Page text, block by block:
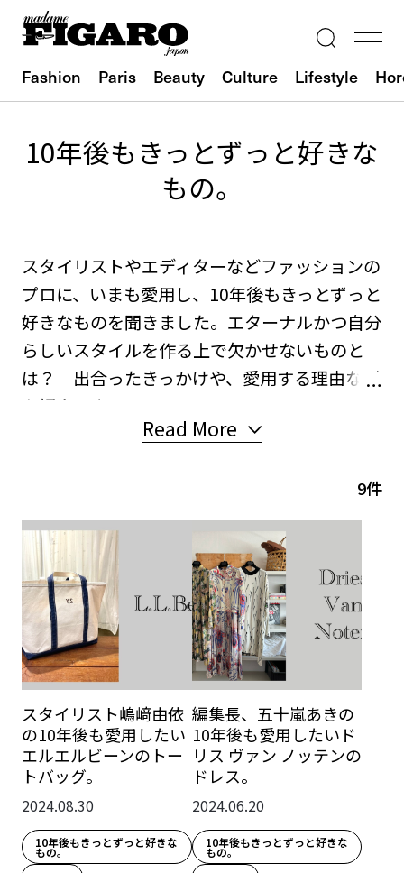
Fashion Paris Beauty Culture Lifestyle
10年後もきっとずっと好きな
もの。
スタイリストやエディターなどファッションの
プロに、いまも愛用し、10年後もきっとずっと
好きなものを聞きました。エターナルかつ自分
らしいスタイルを作る上で欠かせないものと
は？ 出合ったきっかけや、愛用する理由など
を紹介します。
Read More
9件
スタイリスト嶋﨑由依
の10年後も愛用したい
エルエルビーンのトー
トバッグ。
2024.08.30
10年後もきっとずっと好きな
もの。
編集長、五十嵐あきの
10年後も愛用したいド
リス ヴァン ノッテンの
ドレス。
2024.06.20
10年後もきっとずっと好きな
もの。